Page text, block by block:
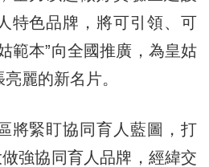
特色品牌，將可引領、可
範本”向全國推廣，為皇姑
麗的新名片。
緊盯協同育人藍圖，打
強協同育人品牌，經緯交